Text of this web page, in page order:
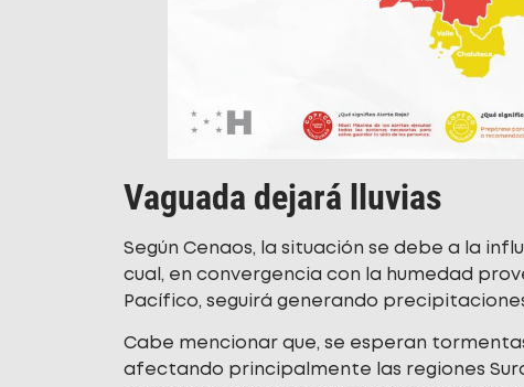
Vaguada dejará lluvias
Según Cenaos, la situación se debe a la
cual, en convergencia con la humedad
Pacífico, seguirá generando
Cabe mencionar que, se esperan
afectando principalmente las regiones